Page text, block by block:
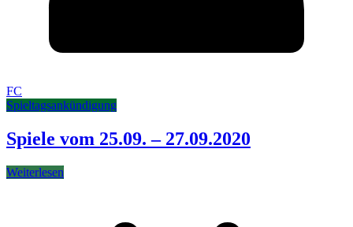
FC
Spieltagsankündigung
Spiele vom 25.09. – 27.09.2020
Weiterlesen